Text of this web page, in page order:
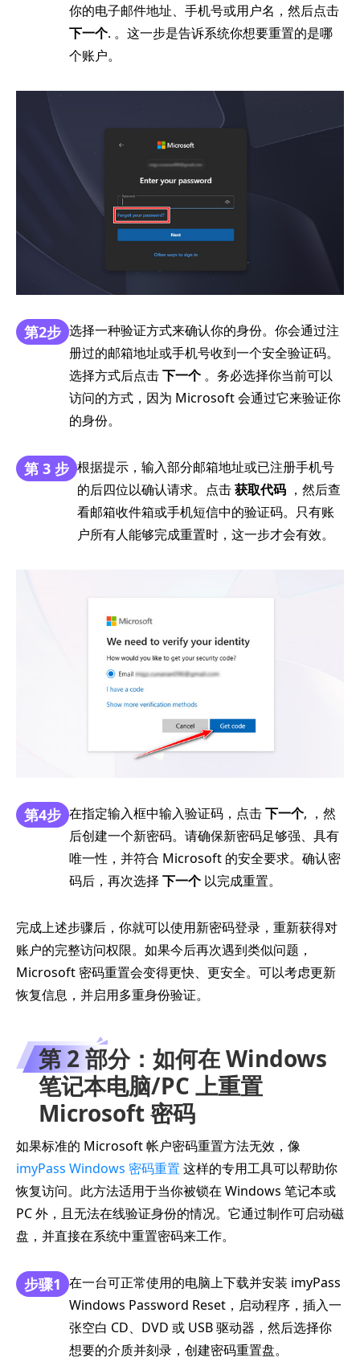
你的电子邮件地址、手机号或用户名，然后点击
下一个. 。这一步是告诉系统你想要重置的是哪
个账户。
第2步 选择一种验证方式来确认你的身份。你会通过注
册过的邮箱地址或手机号收到一个安全验证码。
选择方式后点击下一个 。务必选择你当前可以
访问的方式，因为 Microsoft 会通过它来验证你
的身份。
第 3 步 根据提示，输入部分邮箱地址或已注册手机号
的后四位以确认请求。点击获取代码 ，然后查
看邮箱收件箱或手机短信中的验证码。只有账
户所有人能够完成重置时，这一步才会有效。
第4步 在指定输入框中输入验证码，点击下一个, ，然
后创建一个新密码。请确保新密码足够强、具有
唯一性，并符合 Microsoft 的安全要求。确认密
码后，再次选择 下一个 以完成重置。
完成上述步骤后，你就可以使用新密码登录，重新获得对
账户的完整访问权限。如果今后再次遇到类似问题，
Microsoft 密码重置会变得更快、更安全。可以考虑更新
恢复信息，并启用多重身份验证。
第 2 部分：如何在 Windows
笔记本电脑/PC 上重置
Microsoft 密码
如果标准的 Microsoft 帐户密码重置方法无效，像
imyPass Windows 密码重置 这样的专用工具可以帮助你
恢复访问。此方法适用于当你被锁在 Windows 笔记本或
PC 外，且无法在线验证身份的情况。它通过制作可启动磁
盘，并直接在系统中重置密码来工作。
步骤1 在一台可正常使用的电脑上下载并安装 imyPass
Windows Password Reset，启动程序，插入一
张空白 CD、DVD 或 USB 驱动器，然后选择你
想要的介质并刻录，创建密码重置盘。